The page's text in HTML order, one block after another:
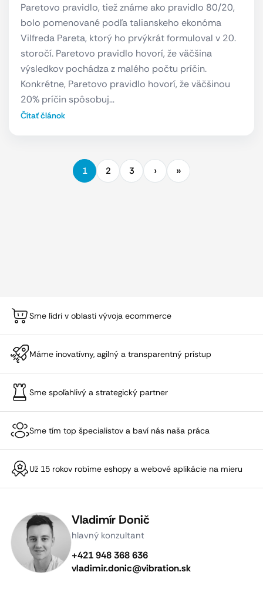
Paretovo pravidlo, tiež známe ako pravidlo 80/20,
bolo pomenované podľa talianskeho ekonóma
Vilfreda Pareta, ktorý ho prvýkrát formuloval v 20.
storočí. Paretovo pravidlo hovorí, že väčšina
výsledkov pochádza z malého počtu príčin.
Konkrétne, Paretovo pravidlo hovorí, že väčšinou
20% príčin spôsobuj…
Čítať článok
1 2 3
Sme lídri v oblasti vývoja ecommerce
Máme inovatívny, agilný a transparentný prístup
Sme spoľahlivý a strategický partner
Sme tím top špecialistov a baví nás naša práca
Už 15 rokov robíme eshopy a webové aplikácie na mieru
Vladimír Donič
hlavný konzultant
+421 948 368 636
vladimir.donic@vibration.sk